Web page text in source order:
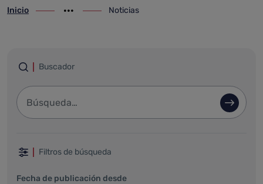
ir-a inicio
Inicio
Mostrar opciones del camino de migas
ir-a Noticias
Noticias
Filtrar por palabras
Buscador
Barra de búsqueda
Filtrar por fechas, categoría y ordenar
Filtros de búsqueda
Fecha de publicación desde